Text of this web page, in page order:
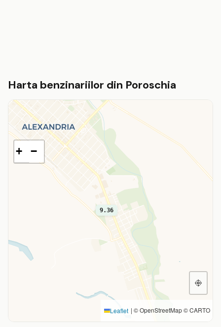
Harta benzinariilor din Poroschia
9.36
+ −
Leaflet | © OpenStreetMap © CARTO